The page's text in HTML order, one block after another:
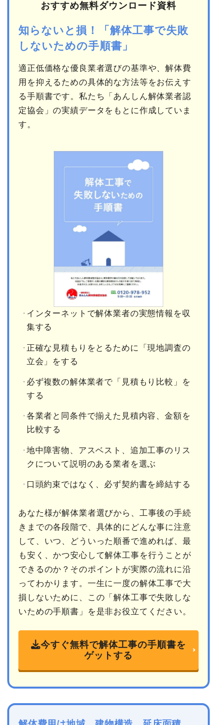
おすすめ無料ダウンロード資料
知らないと損！「解体工事で失敗
しないための手順書」
適正低価格な優良業者選びの基準や、解体費
用を抑えるための具体的な方法等をお伝えす
る手順書です。私たち「あんしん解体業者認
定協会」の実績データをもとに作成していま
す。
インターネットで解体業者の実態情報を収
集する
正確な見積もりをとるために「現地調査の
立会」をする
必ず複数の解体業者で「見積もり比較」を
する
各業者と同条件で揃えた見積内容、金額を
比較する
地中障害物、アスベスト、追加工事のリス
クについて説明のある業者を選ぶ
口頭約束ではなく、必ず契約書を締結する
あなた様が解体業者選びから、工事後の手続
きまでの各段階で、具体的にどんな事に注意
して、いつ、どういった順番で進めれば、最
も安く、かつ安心して解体工事を行うことが
できるのか？そのポイントが実際の流れに沿
ってわかります。一生に一度の解体工事で大
損しないために、この「解体工事で失敗しな
いための手順書」を是非お役立てください。
今すぐ無料で解体工事の手順書を
ゲットする